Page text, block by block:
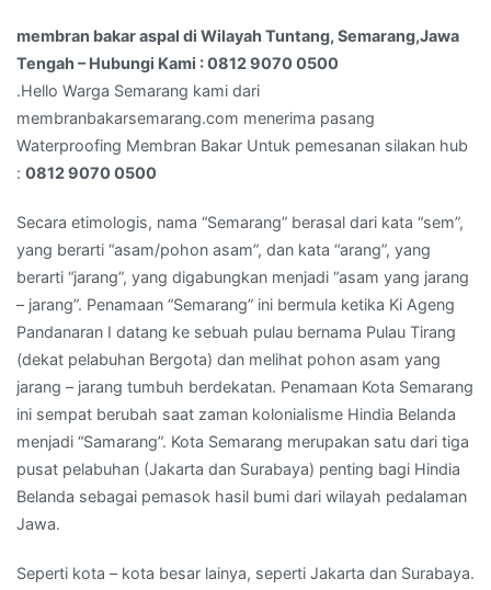
–
Hubungi
Kami
:
0812
9070
membran bakar aspal di Wilayah Tuntang, Semarang,Jawa
Tengah – Hubungi Kami : 0812 9070 0500
.Hello Warga Semarang kami dari
membranbakarsemarang.com menerima pasang
Waterproofing Membran Bakar Untuk pemesanan silakan hub
: 0812 9070 0500
Secara etimologis, nama “Semarang” berasal dari kata “sem”,
yang berarti “asam/pohon asam”, dan kata “arang”, yang
berarti “jarang”, yang digabungkan menjadi “asam yang jarang
– jarang”. Penamaan “Semarang” ini bermula ketika Ki Ageng
Pandanaran I datang ke sebuah pulau bernama Pulau Tirang
(dekat pelabuhan Bergota) dan melihat pohon asam yang
jarang – jarang tumbuh berdekatan. Penamaan Kota Semarang
ini sempat berubah saat zaman kolonialisme Hindia Belanda
menjadi “Samarang”. Kota Semarang merupakan satu dari tiga
pusat pelabuhan (Jakarta dan Surabaya) penting bagi Hindia
Belanda sebagai pemasok hasil bumi dari wilayah pedalaman
Jawa.
Seperti kota – kota besar lainya, seperti Jakarta dan Surabaya.